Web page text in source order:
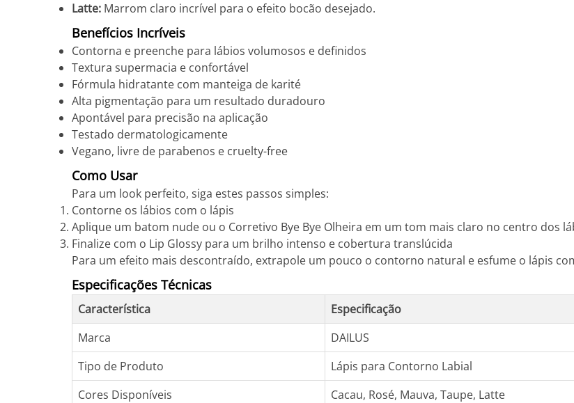
Latte: Marrom claro incrível para o efeito bocão desejado.
Benefícios Incríveis
Contorna e preenche para lábios volumosos e definidos
Textura supermacia e confortável
Fórmula hidratante com manteiga de karité
Alta pigmentação para um resultado duradouro
Apontável para precisão na aplicação
Testado dermatologicamente
Vegano, livre de parabenos e cruelty-free
Como Usar
Para um look perfeito, siga estes passos simples:
Contorne os lábios com o lápis
Aplique um batom nude ou o Corretivo Bye Bye Olheira em um tom mais claro no centro dos
Finalize com o Lip Glossy para um brilho intenso e cobertura translúcida
Para um efeito mais descontraído, extrapole um pouco o contorno natural e esfume o lápis
Especificações Técnicas
Característica
Especificação
Marca
DAILUS
Tipo de Produto
Lápis para Contorno Labial
Cores Disponíveis
Cacau, Rosé, Mauva, Taupe, Latte